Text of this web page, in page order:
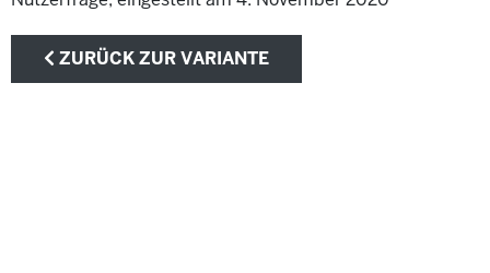
ZURÜCK ZUR VARIANTE